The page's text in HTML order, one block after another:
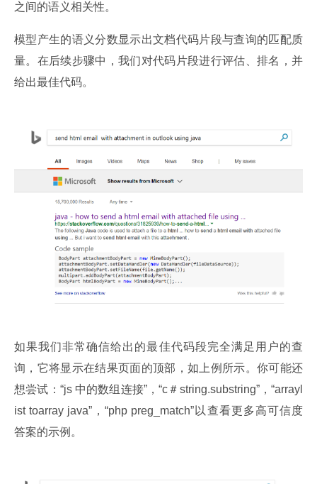
之间的语义相关性。
模型产生的语义分数显示出文档代码片段与查询的匹配质
量。在后续步骤中，我们对代码片段进行评估、排名，并
给出最佳代码。
如果我们非常确信给出的最佳代码段完全满足用户的查
询，它将显示在结果页面的顶部，如上例所示。你可能还
想尝试：“js 中的数组连接”，“c＃string.substring”，“arrayl
ist toarray java”，“php preg_match”以查看更多高可信度
答案的示例。